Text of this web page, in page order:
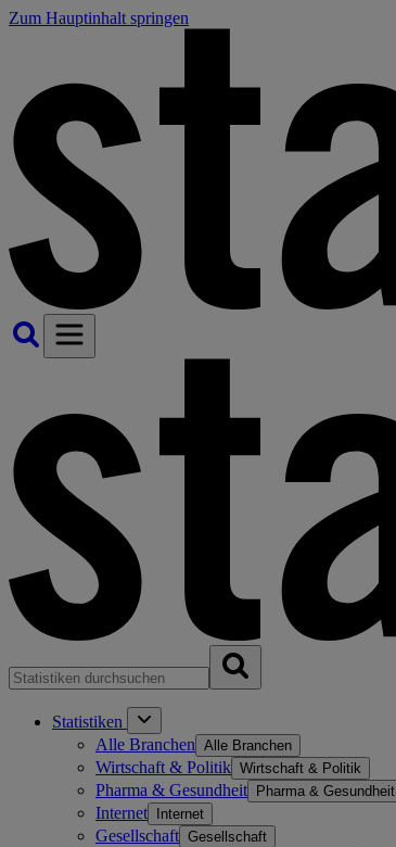
Zum Hauptinhalt springen
Statistiken
Alle Branchen Alle Branchen
Wirtschaft & Politik Wirtschaft & Politik
Pharma & Gesundheit Pharma & Gesundheit
Internet Internet
Gesellschaft Gesellschaft